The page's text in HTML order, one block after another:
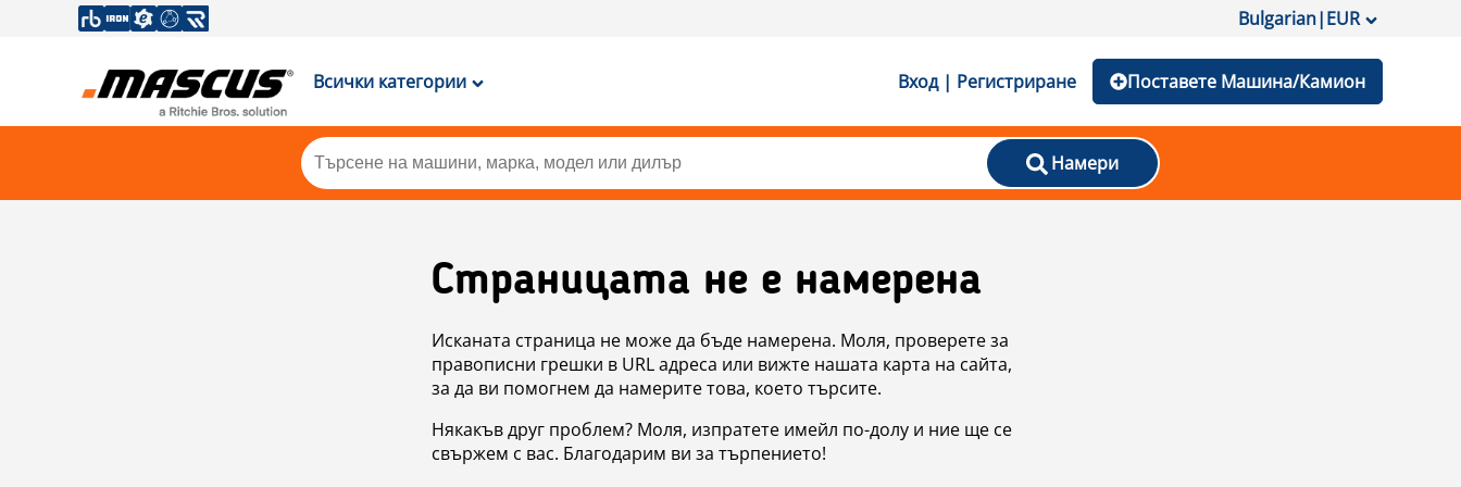
Bulgarian|EUR
Всички категории Вход | Регистриране Поставете Машина/Камион
Намери
Страницата не е намерена
Исканата страница не може да бъде намерена. Моля, проверете за
правописни грешки в URL адреса или вижте нашата карта на сайта,
за да ви помогнем да намерите това, което търсите.
Някакъв друг проблем? Моля, изпратете имейл по-долу и ние ще се
свържем с вас. Благодарим ви за търпението!